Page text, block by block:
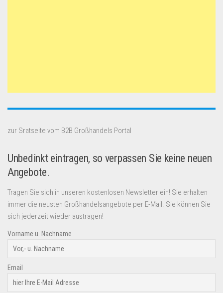
zur Sratseite vom B2B Großhandels Portal
Unbedinkt eintragen, so verpassen Sie keine neuen
Angebote.
Tragen Sie sich in unseren kostenlosen Newsletter ein! Sie erhalten
immer die neusten Großhandelsangebote per E-Mail. Sie können Sie
sich jederzeit wieder austragen!
Vorname u. Nachname
Email